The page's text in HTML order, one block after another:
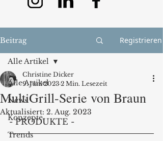
Beitrag Registrieren
Alle Artikel
News
Konzepte
Trends
Alle Artikel
MultiGrill-Serie von Braun
Christine Dicker
9. Juni 2023 2 Min. Lesezeit
Aktualisiert: 2. Aug. 2023
- PRODUKTE -